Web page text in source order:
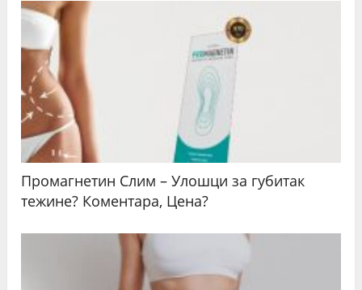
Промагнетин Слим – Улошци за губитак
тежине? Коментара, Цена?